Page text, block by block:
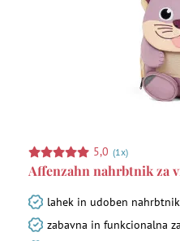
5,0 (1x)
Affenzahn nahrbtnik za
lahek in udoben
zabavna in funkcionalna